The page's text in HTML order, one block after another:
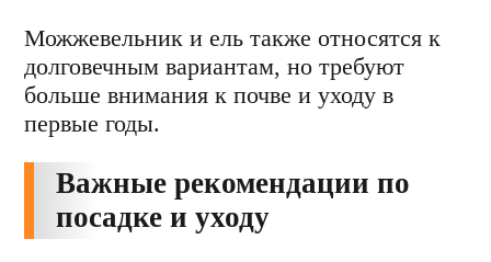
Можжевельник и ель также относятся к
долговечным вариантам, но требуют
больше внимания к почве и уходу в
первые годы.
Важные рекомендации по
посадке и уходу